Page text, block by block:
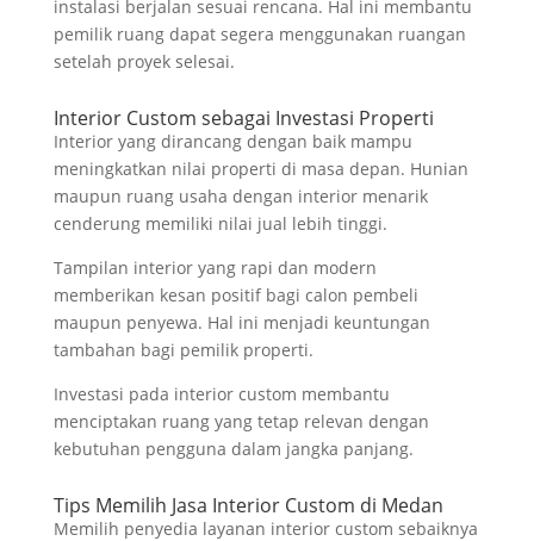
instalasi berjalan sesuai rencana. Hal ini membantu
pemilik ruang dapat segera menggunakan ruangan
setelah proyek selesai.
Interior Custom sebagai Investasi Properti
Interior yang dirancang dengan baik mampu
meningkatkan nilai properti di masa depan. Hunian
maupun ruang usaha dengan interior menarik
cenderung memiliki nilai jual lebih tinggi.
Tampilan interior yang rapi dan modern
memberikan kesan positif bagi calon pembeli
maupun penyewa. Hal ini menjadi keuntungan
tambahan bagi pemilik properti.
Investasi pada interior custom membantu
menciptakan ruang yang tetap relevan dengan
kebutuhan pengguna dalam jangka panjang.
Tips Memilih Jasa Interior Custom di Medan
Memilih penyedia layanan interior custom sebaiknya